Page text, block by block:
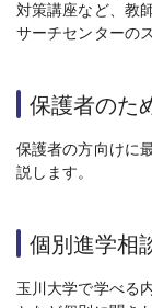
対策講座など、教
サーチセンターの
保護者のた
保護者の方向けに
説します。
個別進学相
玉川大学で学べる